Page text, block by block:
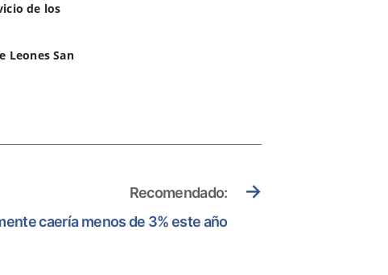
de los
Leones San
→
Recomendado:
caería menos de 3% este año